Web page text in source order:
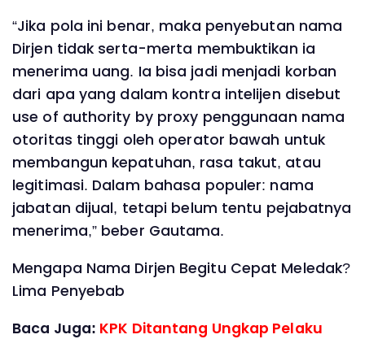
“Jika pola ini benar, maka penyebutan nama
Dirjen tidak serta-merta membuktikan ia
menerima uang. Ia bisa jadi menjadi korban
dari apa yang dalam kontra intelijen disebut
use of authority by proxy penggunaan nama
otoritas tinggi oleh operator bawah untuk
membangun kepatuhan, rasa takut, atau
legitimasi. Dalam bahasa populer: nama
jabatan dijual, tetapi belum tentu pejabatnya
menerima,” beber Gautama.
Mengapa Nama Dirjen Begitu Cepat Meledak?
Lima Penyebab
Baca Juga: KPK Ditantang Ungkap Pelaku